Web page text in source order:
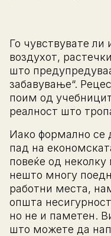
Го чувствувате ли
воздухот,
што
забавување“.
поим од
реалност што
Иако формално се
пад на
повеќе од неколку
нешто многу
работни места,
општа
но не и паметен.
што можете да